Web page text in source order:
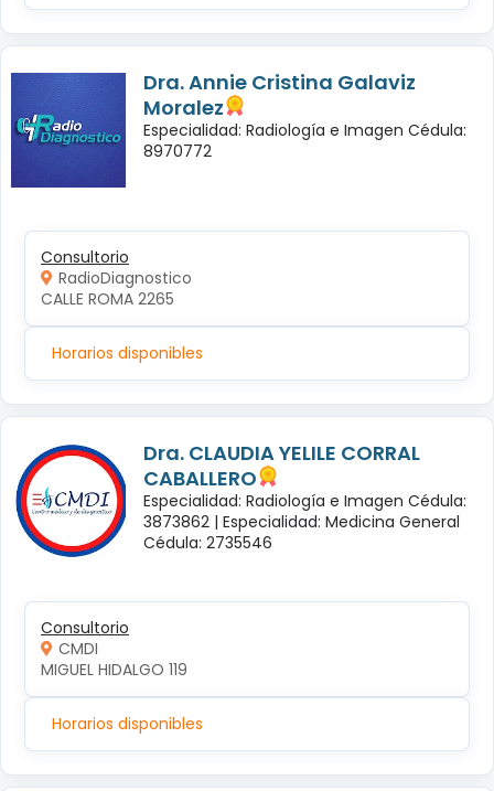
Dra. Annie Cristina Galaviz
Moralez
Especialidad: Radiología e Imagen Cédula:
8970772
Consultorio
RadioDiagnostico
CALLE ROMA 2265
Horarios disponibles
Dra. CLAUDIA YELILE CORRAL
CABALLERO
Especialidad: Radiología e Imagen Cédula:
3873862 | Especialidad: Medicina General
Cédula: 2735546
Consultorio
CMDI
MIGUEL HIDALGO 119
Horarios disponibles